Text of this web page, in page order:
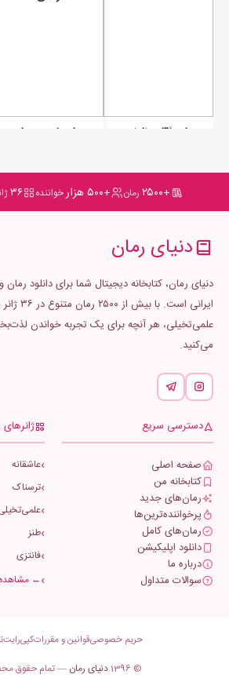
رمان آقای نازنین رمان غریبه بمان
+۲۵۰۰ رمان +۵۰۰ هزار خواننده ۳۶
دنیای رمان
دنیای رمان، کتابخانه دیجیتال شما برای دانلود
ایرانی
علمی‌تخیلی، هر آنچه برای یک تجربه خواندن لذت‌بخش
می‌کنید.
دسترسی سریع
صفحه اصلی
کتابخانه من
رمان‌های جدید
پرخواننده‌ترین‌ها
رمان‌های کامل
دانلود اپلیکیشن
درباره ما
سوالات متداول
عاشقانه
ترسناک
طنز
فانتزی
← مشاهده
© 1396 دنیای رمان — تمام حقوق
حریم خصوصیقوانین و مقرراتکپی‌رایت